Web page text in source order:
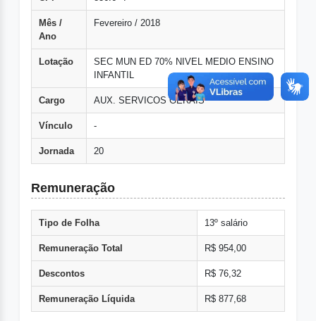
Mês /
Ano
Fevereiro / 2018
Lotação
SEC MUN ED 70% NIVEL MEDIO ENSINO
INFANTIL
Cargo AUX. SERVICOS GERAIS
Vínculo -
Jornada 20
Remuneração
Tipo de Folha 13º salário
Remuneração Total R$ 954,00
Descontos R$ 76,32
Remuneração Líquida R$ 877,68